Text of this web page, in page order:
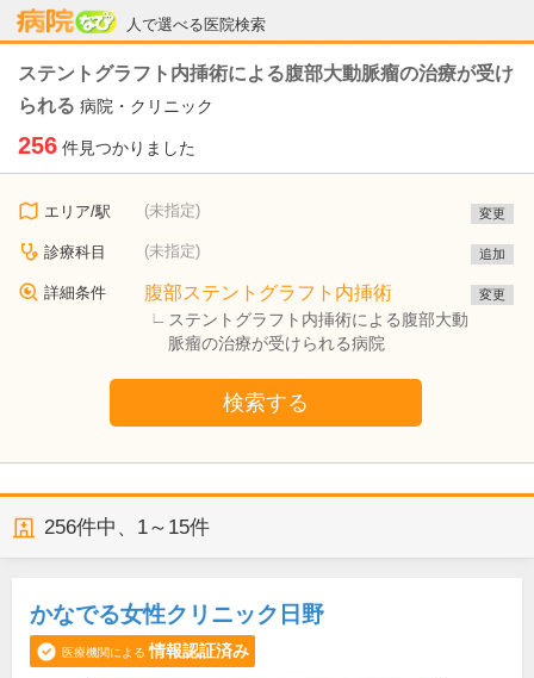
人で選べる医院検索
病院なび
ステントグラフト内挿術による腹部大動脈瘤の治療が受け
られる 病院・クリニック
256 件見つかりました
エリア/駅 (未指定) 変更
診療科目 (未指定) 追加
詳細条件 腹部ステントグラフト内挿術
ステントグラフト内挿術による腹部大動
脈瘤の治療が受けられる病院
変更
検索する
256件中、 1～15件
かなでる女性クリニック日野
医療機関による 情報認証済み